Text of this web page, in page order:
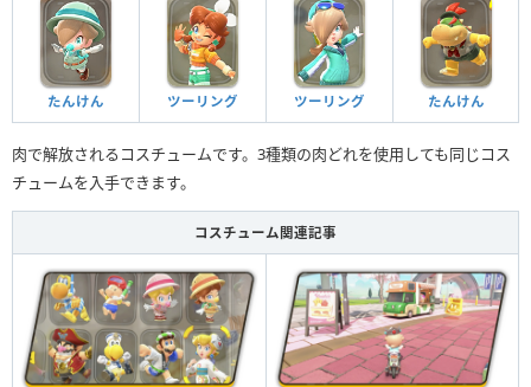
たんけん ツーリング ツーリング たんけん
肉で解放されるコスチュームです。3種類の肉どれを使用しても同じコス
チュームを入手できます。
コスチューム関連記事